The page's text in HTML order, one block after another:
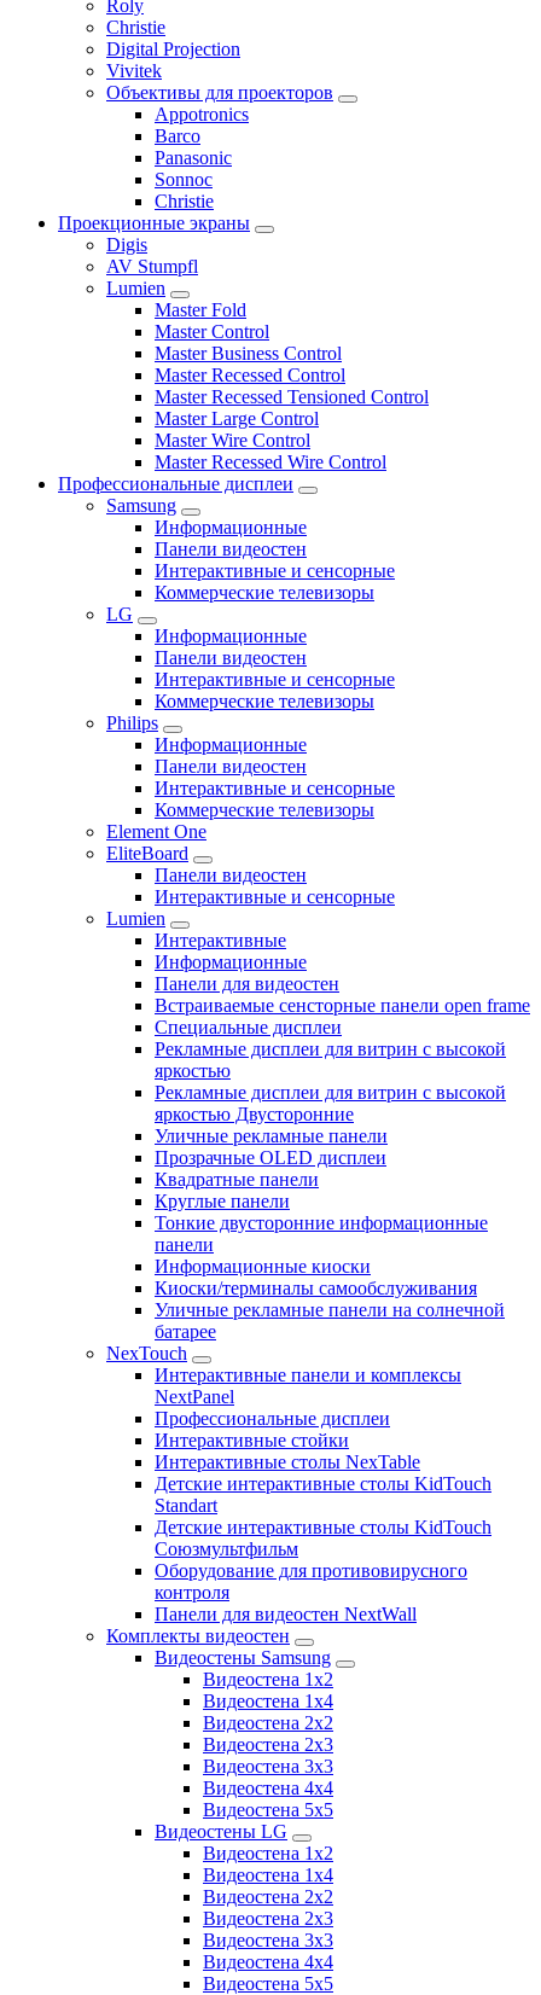
Roly
Christie
Digital Projection
Vivitek
Объективы для проекторов
Appotronics
Barco
Panasonic
Sonnoc
Сhristie
Проекционные экраны
Digis
AV Stumpfl
Lumien
Master Fold
Master Control
Master Business Control
Master Recessed Control
Master Recessed Tensioned Control
Master Large Control
Master Wire Control
Master Recessed Wire Control
Профессиональные дисплеи
Samsung
Информационные
Панели видеостен
Интерактивные и сенсорные
Коммерческие телевизоры
LG
Информационные
Панели видеостен
Интерактивные и сенсорные
Коммерческие телевизоры
Philips
Информационные
Панели видеостен
Интерактивные и сенсорные
Коммерческие телевизоры
Element One
EliteBoard
Панели видеостен
Интерактивные и сенсорные
Lumien
Интерактивные
Информационные
Панели для видеостен
Встраиваемые сенсторные панели open frame
Специальные дисплеи
Рекламные дисплеи для витрин с высокой
яркостью
Рекламные дисплеи для витрин с высокой
яркостью Двусторонние
Уличные рекламные панели
Прозрачные OLED дисплеи
Квадратные панели
Круглые панели
Тонкие двусторонние информационные
панели
Информационные киоски
Киоски/терминалы самообслуживания
Уличные рекламные панели на солнечной
батарее
NexTouch
Интерактивные панели и комплексы
NextPanel
Профессиональные дисплеи
Интерактивные стойки
Интерактивные столы NexTable
Детские интерактивные столы KidTouch
Standart
Детские интерактивные столы KidTouch
Союзмультфильм
Оборудование для противовирусного
контроля
Панели для видеостен NextWall
Комплекты видеостен
Видеостены Samsung
Видеостена 1x2
Видеостена 1x4
Видеостена 2x2
Видеостена 2х3
Видеостена 3x3
Видеостена 4x4
Видеостена 5x5
Видеостены LG
Видеостена 1x2
Видеостена 1x4
Видеостена 2x2
Видеостена 2x3
Видеостена 3x3
Видеостена 4x4
Видеостена 5x5